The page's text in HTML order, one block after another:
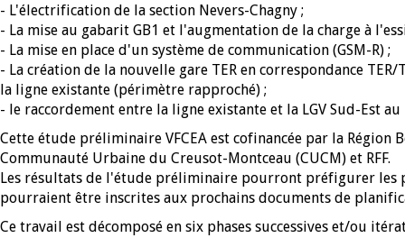
- L'électrification de la section Nevers-Chagny ;
- La mise au gabarit GB1 et l'augmentation de la charge à
- La mise en place d'un système de communication (GSM-R) ;
- La création de la nouvelle gare TER en correspondance TER/
la ligne existante (périmètre rapproché) ;
- le raccordement entre la ligne existante et la LGV Sud-Est au
Cette étude préliminaire VFCEA est cofinancée par la Région
Communauté Urbaine du Creusot-Montceau (CUCM) et RFF.
Les résultats de l'étude préliminaire pourront préfigurer les
pourraient être inscrites aux prochains documents de
Ce travail est décomposé en six phases successives et/ou